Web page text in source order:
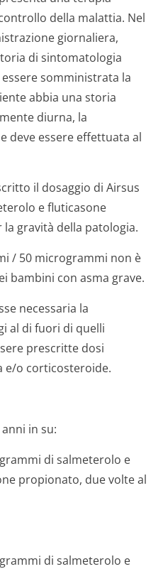
della malattia. Nel
giornaliera,
di sintomatologia
somministrata la
abbia una storia
diurna, la
deve essere effettuata al
il dosaggio di Airsus
e fluticasone
gravità della patologia.
/ 50 microgrammi non è
bambini con asma grave.
necessaria la
al di fuori di quelli
prescritte dosi
e/o corticoste­roide.
in su:
di salmeterolo e
propionato, due volte al
di salmeterolo e